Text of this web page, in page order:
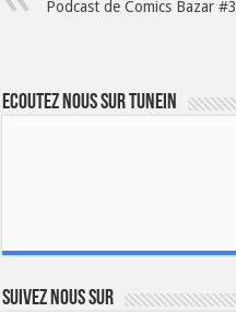
Podcast de Comics Bazar #3
Ecoutez nous sur TuneIn
Suivez nous sur